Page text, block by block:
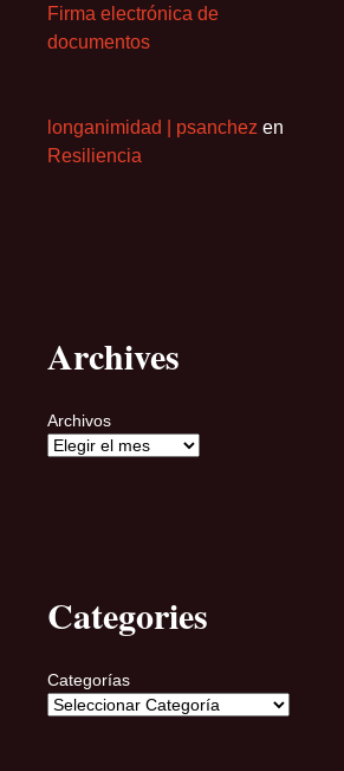
Firma electrónica de
documentos
longanimidad | psanchez en
Resiliencia
Archives
Archivos
Categories
Categorías